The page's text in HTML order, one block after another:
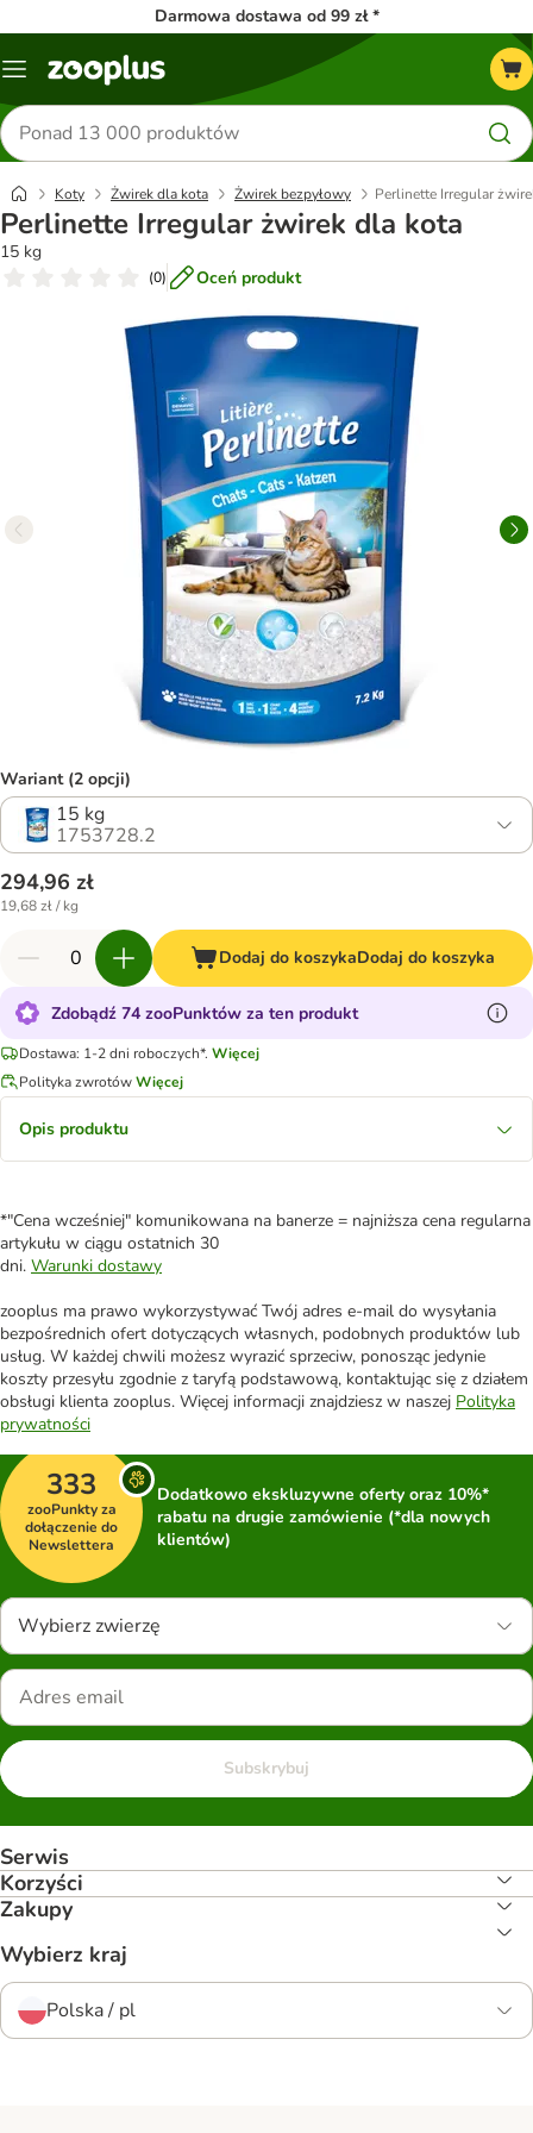
Darmowa dostawa od 99 zł *
Menu
Szukaj
produktów
Koty Żwirek dla kota Żwirek bezpyłowy Perlinette Irregular
Perlinette Irregular żwirek dla kota
15 kg
(0) Oceń produkt
Wariant (2 opcji)
15 kg
1753728.2
294,96 zł
19,68 zł / kg
Dodaj do koszykaDodaj do koszyka
Zdobądź 74 zooPunktów za ten produkt
Dostawa: 1-2 dni roboczych*. Więcej
Polityka zwrotówWięcej
Opis produktu
*"Cena wcześniej" komunikowana na banerze = najniższa cena regularna
artykułu w ciągu ostatnich 30
dni. Warunki dostawy
zooplus ma prawo wykorzystywać Twój adres e-mail do wysyłania
bezpośrednich ofert dotyczących własnych, podobnych produktów lub
usług. W każdej chwili możesz wyrazić sprzeciw, ponosząc jedynie
koszty przesyłu zgodnie z taryfą podstawową, kontaktując się z działem
obsługi klienta zooplus. Więcej informacji znajdziesz w naszej Polityka
prywatności
333
zooPunkty za
dołączenie do
Newslettera
Dodatkowo ekskluzywne oferty oraz 10%*
rabatu na drugie zamówienie (*dla nowych
klientów)
Wybierz zwierzę
Subskrybuj
Serwis
Korzyści
Zakupy
Wybierz kraj
Polska / pl